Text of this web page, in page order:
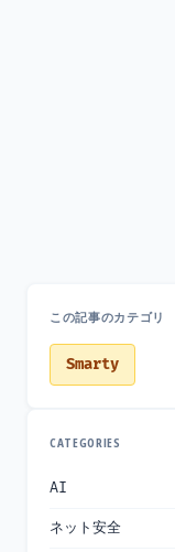
この記事のカテゴリ
Smarty
CATEGORIES
AI
ネット安全